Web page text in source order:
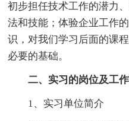
初步担任技术工作的潜力
法和技能；体验企业工作
识，对我们学习后面的课
必要的基础。
二、实习的岗位及工
1、实习单位简介